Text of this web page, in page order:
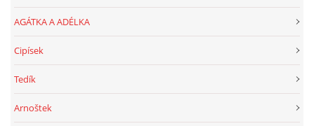
AGÁTKA A ADÉLKA
Cipísek
Tedík
Arnoštek